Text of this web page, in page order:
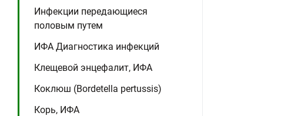
Инфекции передающиеся
половым путем
ИФА Диагностика инфекций
Клещевой энцефалит, ИФА
Коклюш (Bordetella pertussis)
Корь, ИФА